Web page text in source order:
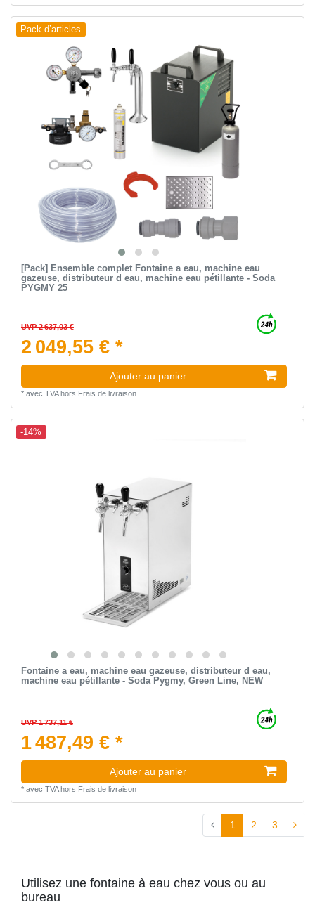
Pack d’articles
[Pack] Ensemble complet Fontaine a eau, machine eau
gazeuse, distributeur d eau, machine eau pétillante - Soda
PYGMY 25
UVP 2 637,03 €
2 049,55 € *
Ajouter au panier
* avec TVAhors Frais de livraison
-14%
Fontaine a eau, machine eau gazeuse, distributeur d eau,
machine eau pétillante - Soda Pygmy, Green Line, NEW
UVP 1 737,11 €
1 487,49 € *
Ajouter au panier
* avec TVAhors Frais de livraison
1 2 3
Utilisez une fontaine à eau chez vous ou au
bureau